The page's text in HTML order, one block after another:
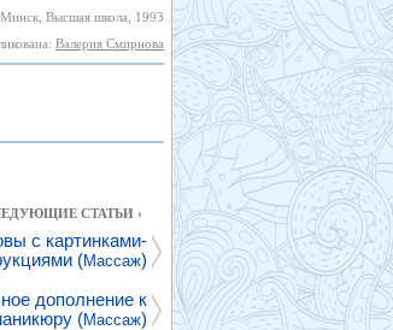
Высшая школа, 1993
Валерия Смирнова
СТАТЬИ ›
с картинками-
(Массаж)
дополнение к
(Массаж)